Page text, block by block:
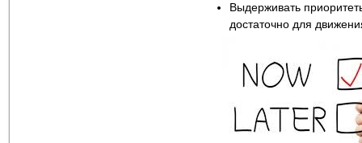
Выдерживать
достаточно для